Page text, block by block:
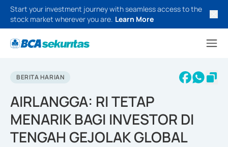
Start your investment journey with seamless access to the
stock market wherever you are. Learn More
BERITA HARIAN
AIRLANGGA: RI TETAP
MENARIK BAGI INVESTOR DI
TENGAH GEJOLAK GLOBAL